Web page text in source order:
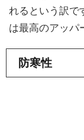
れるという訳で
は最高のアッパ
防寒性